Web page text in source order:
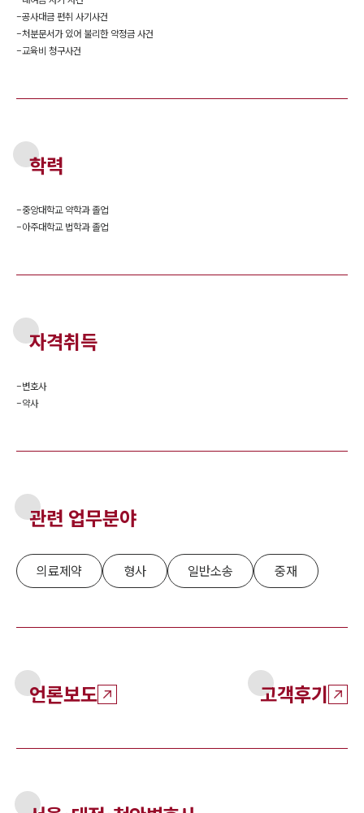
-공사대금 편취 사기사건
-처분문서가 있어 불리한 약정금 사건
-교육비 청구사건
학력
-중앙대학교 약학과 졸업
-아주대학교 법학과 졸업
자격취득
-변호사
-약사
관련 업무분야
의료제약 형사 일반소송 중재
언론보도 고객후기